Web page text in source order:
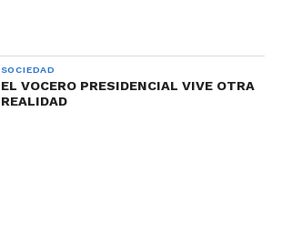
SOCIEDAD
EL VOCERO PRESIDENCIAL VIVE OTRA
REALIDAD